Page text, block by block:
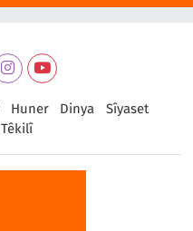
Huner Dinya
Sîyaset
Têkilî